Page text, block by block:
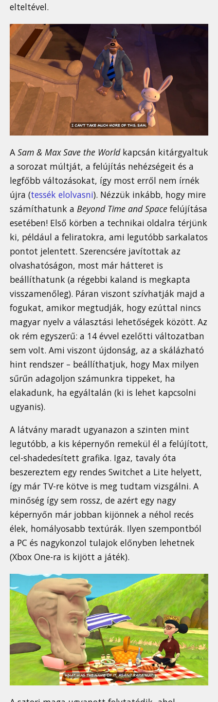
elteltével.
A Sam & Max Save the Worldkapcsán kitárgyaltuk
a sorozat múltját, a felújítás nehézségeit és a
legfőbb változásokat, így most erről nem írnék
újra (tessék elolvasni). Nézzük inkább, hogy mire
számíthatunk a Beyond Time and Space felújítása
esetében! Első körben a technikai oldalra térjünk
ki, például a feliratokra, ami legutóbb sarkalatos
pontot jelentett. Szerencsére javítottak az
olvashatóságon, most már hátteret is
beállíthatunk (a régebbi kaland is megkapta
visszamenőleg). Páran viszont szívhatják majd a
fogukat, amikor megtudják, hogy ezúttal nincs
magyar nyelv a választási lehetőségek között. Az
ok rém egyszerű: a 14 évvel ezelőtti változatban
sem volt. Ami viszont újdonság, az a skálázható
hint rendszer – beállíthatjuk, hogy Max milyen
sűrűn adagoljon számunkra tippeket, ha
elakadunk, ha egyáltalán (ki is lehet kapcsolni
ugyanis).
A látvány maradt ugyanazon a szinten mint
legutóbb, a kis képernyőn remekül él a felújított,
cel-shadedesített grafika. Igaz, tavaly óta
beszereztem egy rendes Switchet a Lite helyett,
így már TV-re kötve is meg tudtam vizsgálni. A
minőség így sem rossz, de azért egy nagy
képernyőn már jobban kijönnek a néhol recés
élek, homályosabb textúrák. Ilyen szempontból
a PC és nagykonzol tulajok előnyben lehetnek
(Xbox One-ra is kijött a játék).